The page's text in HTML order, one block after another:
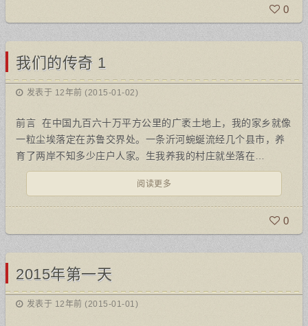
0
我们的传奇 1
发表于 12年前 (2015-01-02)
前言 在中国九百六十万平方公里的广袤土地上，我的家乡就像
一粒尘埃落定在苏鲁交界处。一条沂河蜿蜒流经几个县市，养
育了两岸不知多少庄户人家。生我养我的村庄就坐落在…
阅读更多
0
2015年第一天
发表于 12年前 (2015-01-01)